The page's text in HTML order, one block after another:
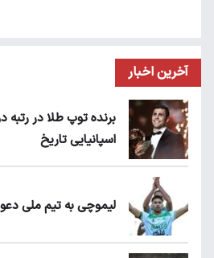
آخرین اخبار
برنده توپ طلا در رتبه
اسپانیایی تاریخ
لیموچی به تیم ملی